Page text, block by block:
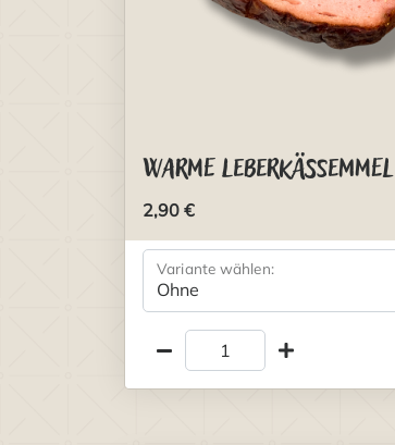
Warme Leberkässemmel
2,90 €
Variante wählen: